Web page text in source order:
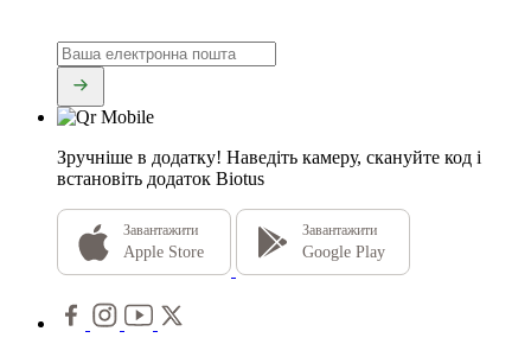
Зручніше в додатку! Наведіть камеру, скануйте код і
встановіть додаток Biotus
Завантажити
Apple Store
Завантажити
Google Play